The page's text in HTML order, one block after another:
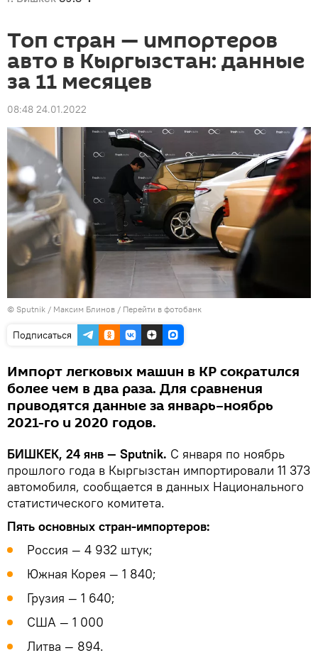
Топ стран — импортеров
авто в Кыргызстан: данные
за 11 месяцев
08:48 24.01.2022
© Sputnik / Максим Блинов / Перейти в фотобанк
Подписаться
Импорт легковых машин в КР сократился
более чем в два раза. Для сравнения
приводятся данные за январь–ноябрь
2021-го и 2020 годов.
БИШКЕК, 24 янв — Sputnik. С января по ноябрь
прошлого года в Кыргызстан импортировали 11 373
автомобиля, сообщается в данных Национального
статистического комитета.
Пять основных стран-импортеров:
Россия — 4 932 штук;
Южная Корея — 1 840;
Грузия — 1 640;
США — 1 000
Литва — 894.